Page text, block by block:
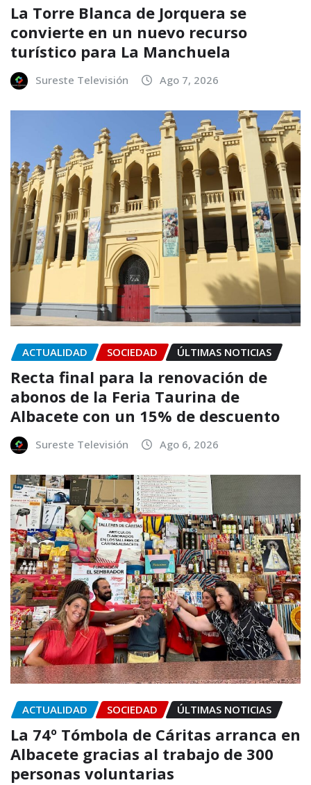
La Torre Blanca de Jorquera se
convierte en un nuevo recurso
turístico para La Manchuela
Sureste Televisión Ago 7, 2026
ACTUALIDAD SOCIEDAD ÚLTIMAS NOTICIAS
Recta final para la renovación de
abonos de la Feria Taurina de
Albacete con un 15% de descuento
Sureste Televisión Ago 6, 2026
ACTUALIDAD SOCIEDAD ÚLTIMAS NOTICIAS
La 74º Tómbola de Cáritas arranca en
Albacete gracias al trabajo de 300
personas voluntarias